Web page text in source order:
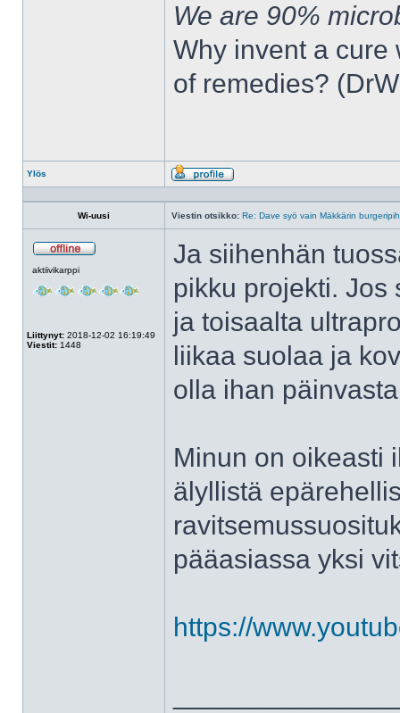
We are 90%
Why invent a cure
of remedies?
Ylös
Profiili
Wi-uusi Viestin otsikko: Re: Dave syö vain Mäkkärin
aktiivikarppi
Liittynyt: 2018-12-02 16:19:49
Viestit: 1448
Ja siihenhän
pikku projekti. Jos
ja toisaalta
liikaa suolaa ja
olla ihan
Minun on oikeasti
älyllistä
pääasiassa yksi
https://